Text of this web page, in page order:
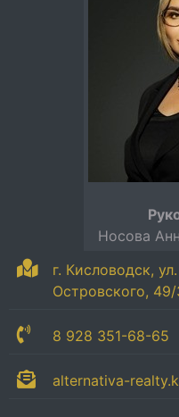
г. Кисловодск,
Островского,
8 928 351-68-65
alternativa-
Носова